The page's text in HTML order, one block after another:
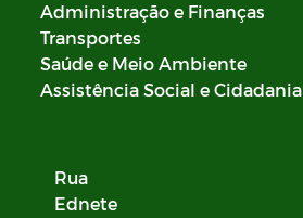
Administração e Finanças
Transportes
Saúde e Meio Ambiente
Assistência Social e Cidadania
Rua
Ednete